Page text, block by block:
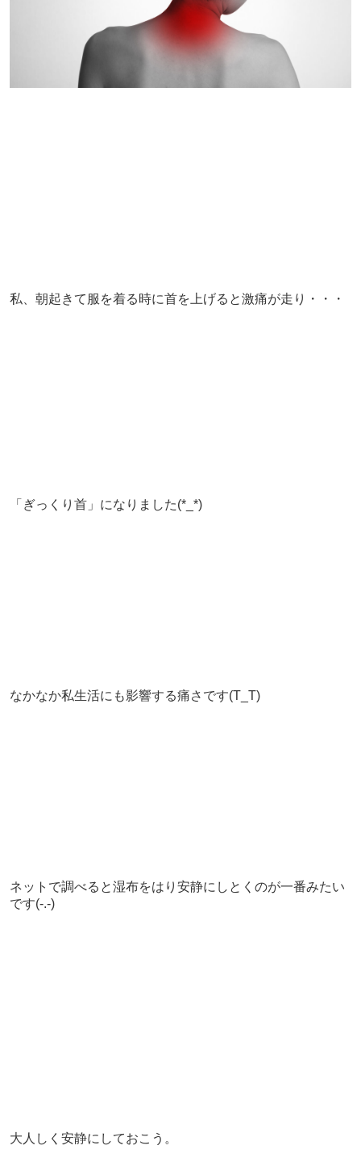
私、朝起きて服を着る時に首を上げると激痛が走り・・・
「ぎっくり首」になりました(*_*)
なかなか私生活にも影響する痛さです(T_T)
ネットで調べると湿布をはり安静にしとくのが一番みたい
です(-.-)
大人しく安静にしておこう。